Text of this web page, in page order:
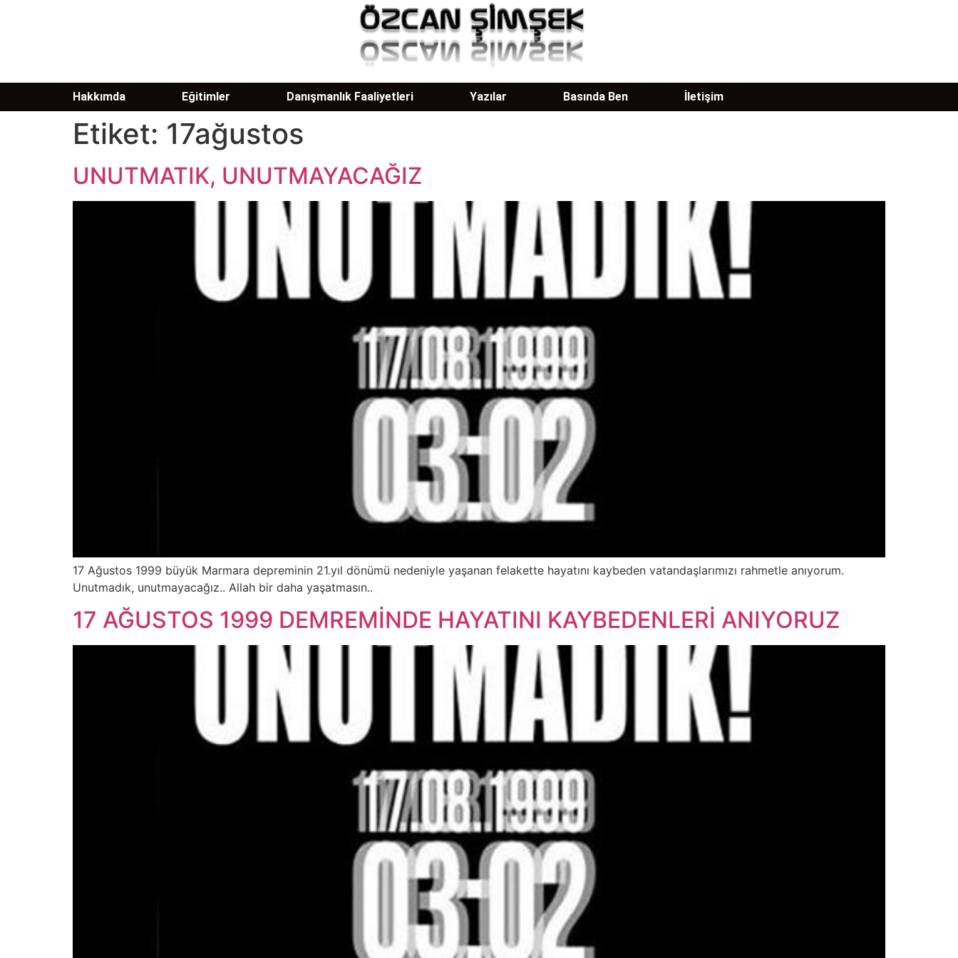
Hakkımda Eğitimler Danışmanlık Faaliyetleri Yazılar Basında Ben İletişim
Etiket: 17ağustos
UNUTMATIK, UNUTMAYACAĞIZ
17 Ağustos 1999 büyük Marmara depreminin 21.yıl dönümü nedeniyle yaşanan felakette hayatını kaybeden vatandaşlarımızı rahmetle anıyorum.
Unutmadık, unutmayacağız.. Allah bir daha yaşatmasın..
17 AĞUSTOS 1999 DEMREMİNDE HAYATINI KAYBEDENLERİ ANIYORUZ